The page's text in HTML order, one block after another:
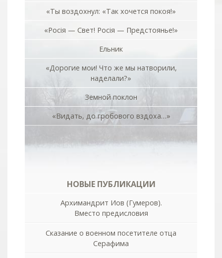
«Ты воздохнул: «Так хочется покоя!»
«Росiя — Свет! Росiя — Предстоянье!»
Ельник
«Дорогие мои! Что же мы натворили,
наделали?»
Земной поклон
«Видать, до гробового вздоха…»
НОВЫЕ ПУБЛИКАЦИИ
Архимандрит Иов (Гумеров).
Вместо предисловия
Сказание о военном посетителе отца
Серафима